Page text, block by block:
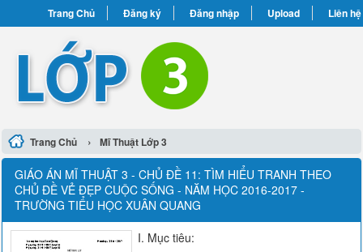
Trang Chủ Đăng ký Đăng nhập Upload Liên hệ
Trang Chủ › Mĩ Thuật Lớp 3
GIÁO ÁN MĨ THUẬT 3 - CHỦ ĐỀ 11: TÌM HIỂU TRANH THEO
CHỦ ĐỀ VẺ ĐẸP CUỘC SỐNG - NĂM HỌC 2016-2017 -
TRƯỜNG TIỂU HỌC XUÂN QUANG
I. Mục tiêu: